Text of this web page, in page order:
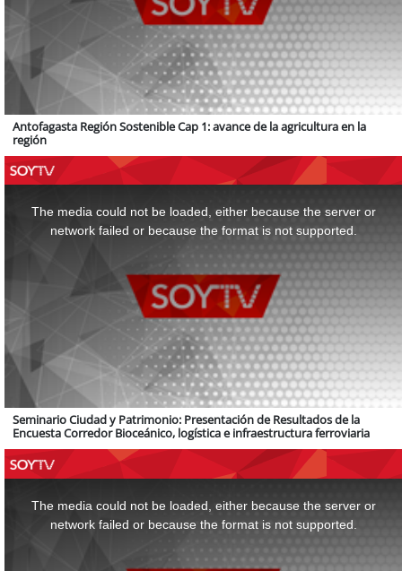
Antofagasta Región Sostenible Cap 1: avance de la agricultura en la
región
The media could not be loaded, either because the server or
network failed or because the format is not supported.
Seminario Ciudad y Patrimonio: Presentación de Resultados de la
Encuesta Corredor Bioceánico, logística e infraestructura ferroviaria
The media could not be loaded, either because the server or
network failed or because the format is not supported.